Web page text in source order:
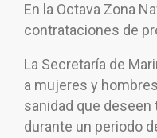
En la Octava Zona
contrataciones de
La Secretaría de
a mujeres y
sanidad que deseen
durante un periodo